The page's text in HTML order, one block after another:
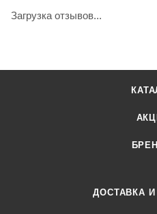
Загрузка отзывов...
ДОСТАВКА